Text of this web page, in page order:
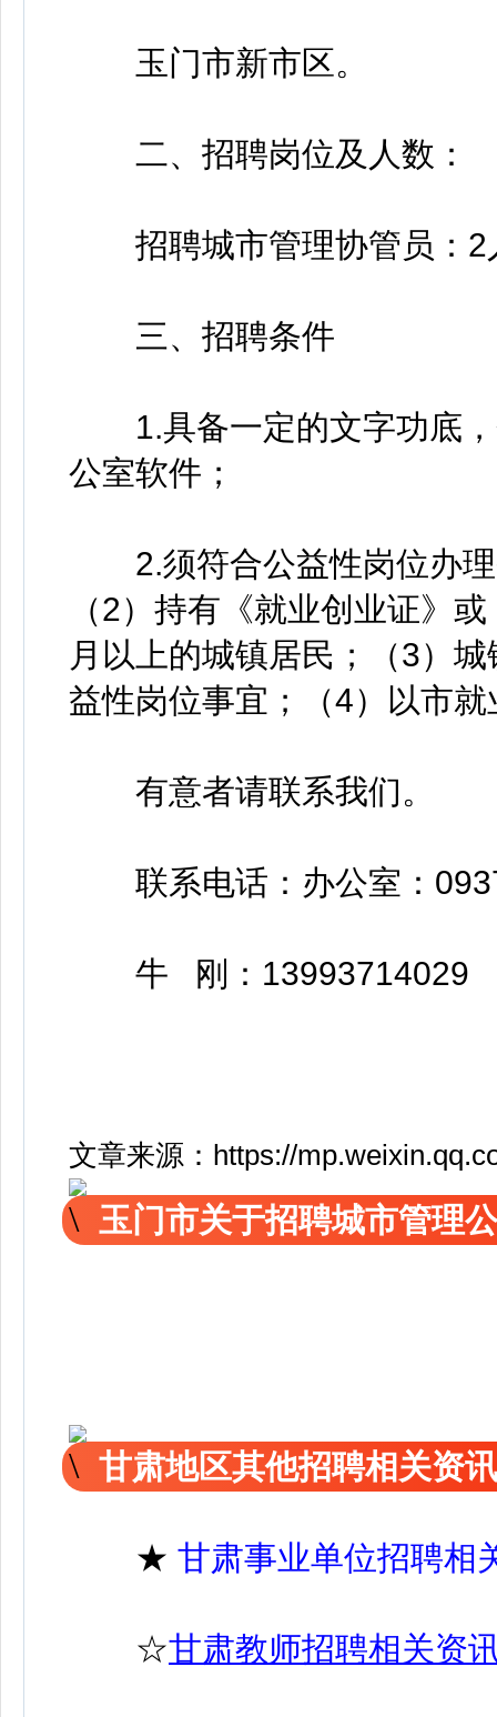
玉门市新市区。
二、招聘岗位及人数：
招聘城市管理协管员：2
三、招聘条件
1.具备一定的文字功底，
公室软件；
2.须符合公益性岗位办理
（2）持有《就业创业证》
月以上的城镇居民；（3）
益性岗位事宜；（4）以市
有意者请联系我们。
联系电话：办公室：
牛 刚：13993714029
文章来源：https://
玉门市关于招聘城市管理
甘肃地区其他招聘相关资
★ 甘肃事业单位招聘相
☆甘肃教师招聘相关资